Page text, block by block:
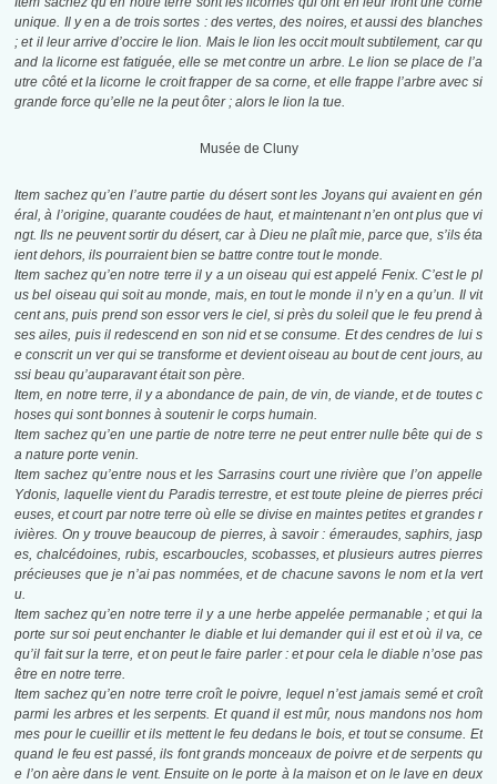
unique. Il y en a de trois sortes : des vertes, des noires, et aussi des blanches
; et il leur arrive d’occire le lion. Mais le lion les occit moult subtilement, car qu
and la licorne est fatiguée, elle se met contre un arbre. Le lion se place de l’a
utre côté et la licorne le croit frapper de sa corne, et elle frappe l’arbre avec si
grande force qu’elle ne la peut ôter ; alors le lion la tue.
Musée de Cluny
Item sachez qu’en l’autre partie du désert sont les Joyans qui avaient en gén
éral, à l’origine, quarante coudées de haut, et maintenant n’en ont plus que vi
ngt. Ils ne peuvent sortir du désert, car à Dieu ne plaît mie, parce que, s’ils éta
ient dehors, ils pourraient bien se battre contre tout le monde.
Item sachez qu’en notre terre il y a un oiseau qui est appelé Fenix. C’est le pl
us bel oiseau qui soit au monde, mais, en tout le monde il n’y en a qu’un. Il vit
cent ans, puis prend son essor vers le ciel, si près du soleil que le feu prend à
ses ailes, puis il redescend en son nid et se consume. Et des cendres de lui s
e conscrit un ver qui se transforme et devient oiseau au bout de cent jours, au
ssi beau qu’auparavant était son père.
Item, en notre terre, il y a abondance de pain, de vin, de viande, et de toutes c
hoses qui sont bonnes à soutenir le corps humain.
Item sachez qu’en une partie de notre terre ne peut entrer nulle bête qui de s
a nature porte venin.
Item sachez qu’entre nous et les Sarrasins court une rivière que l’on appelle
Ydonis, laquelle vient du Paradis terrestre, et est toute pleine de pierres préci
euses, et court par notre terre où elle se divise en maintes petites et grandes r
ivières. On y trouve beaucoup de pierres, à savoir : émeraudes, saphirs, jasp
es, chalcédoines, rubis, escarboucles, scobasses, et plusieurs autres pierres
précieuses que je n’ai pas nommées, et de chacune savons le nom et la vert
u.
Item sachez qu’en notre terre il y a une herbe appelée permanable ; et qui la
porte sur soi peut enchanter le diable et lui demander qui il est et où il va, ce
qu’il fait sur la terre, et on peut le faire parler : et pour cela le diable n’ose pas
être en notre terre.
Item sachez qu’en notre terre croît le poivre, lequel n’est jamais semé et croît
parmi les arbres et les serpents. Et quand il est mûr, nous mandons nos hom
mes pour le cueillir et ils mettent le feu dedans le bois, et tout se consume. Et
quand le feu est passé, ils font grands monceaux de poivre et de serpents qu
e l’on aère dans le vent. Ensuite on le porte à la maison et on le lave en deux